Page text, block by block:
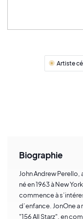
Artiste
Biographie
John Andrew
né en 1963 à New
commence à
d’enfance. JonOne
"156 All Starz", en